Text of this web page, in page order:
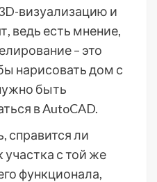
визуализацию и
ведь есть мнение,
– это
нарисовать дом с
быть
в AutoCAD.
справится ли
с той же
функционала,